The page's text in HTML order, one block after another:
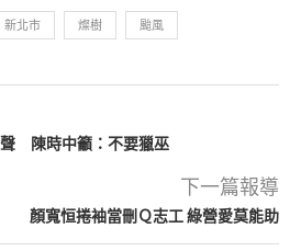
新北市 燦樹 颱風
陳時中籲：不要獵巫
下一篇報導
顏寬恒捲袖當刪Ｑ志工 綠營愛莫能助